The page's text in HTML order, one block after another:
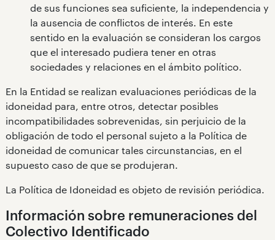
de sus funciones sea suficiente, la independencia y
la ausencia de conflictos de interés. En este
sentido en la evaluación se consideran los cargos
que el interesado pudiera tener en otras
sociedades y relaciones en el ámbito político.
En la Entidad se realizan evaluaciones periódicas de la
idoneidad para, entre otros, detectar posibles
incompatibilidades sobrevenidas, sin perjuicio de la
obligación de todo el personal sujeto a la Política de
idoneidad de comunicar tales circunstancias, en el
supuesto caso de que se produjeran.
La Política de Idoneidad es objeto de revisión periódica.
Información sobre remuneraciones del
Colectivo Identificado